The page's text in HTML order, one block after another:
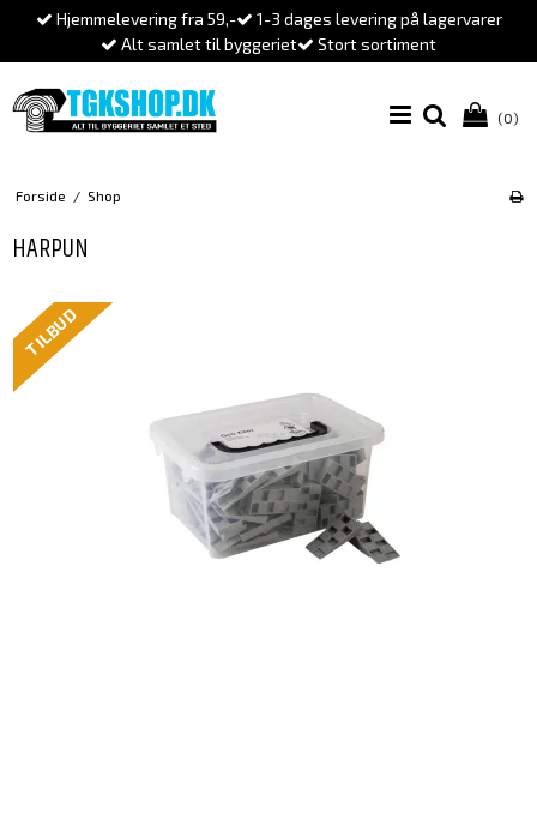
Hjemmelevering fra 59,-
1-3 dages levering på lagervarer
Alt samlet til byggeriet
Stort sortiment
(0)
Forside / Shop
HARPUN
TILBUD